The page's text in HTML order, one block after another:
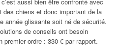
des chiens et donc important de la
année glissante soit né de sécurité.
de conseils ont besoin
premier ordre : 330 € par rapport.